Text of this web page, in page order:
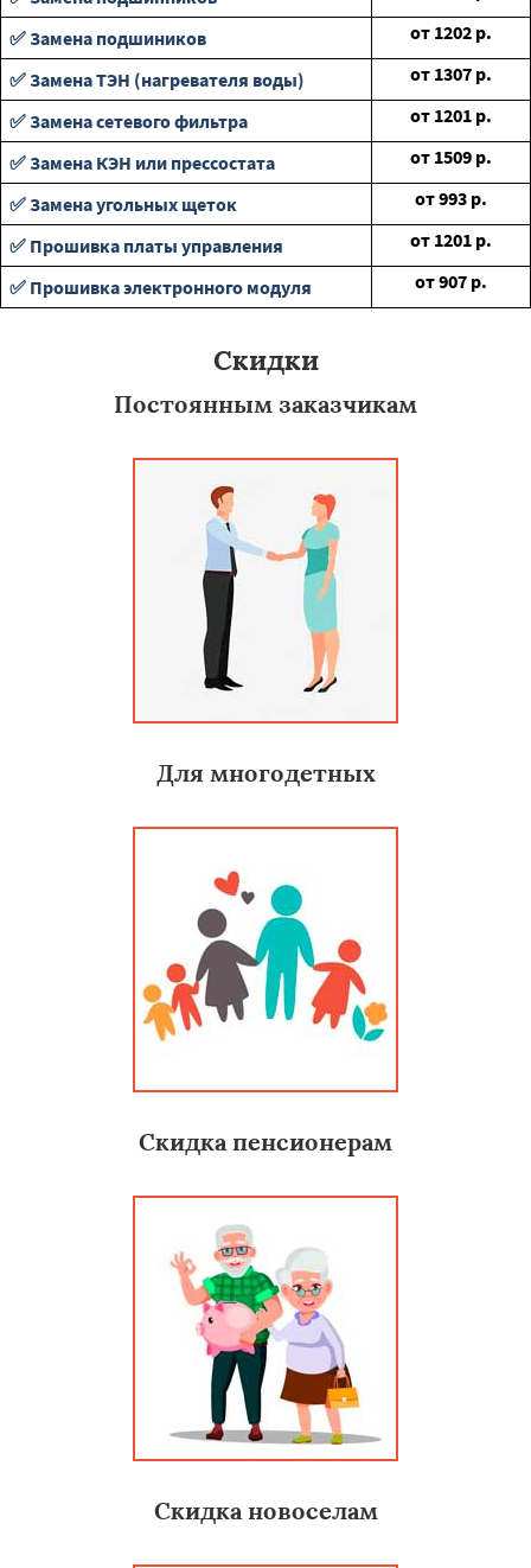
✅ Замена подшиников
от 1202 р.
✅ Замена ТЭН (нагревателя воды)
от 1307 р.
✅ Замена сетевого фильтра
от 1201 р.
✅ Замена КЭН или прессостата
от 1509 р.
✅ Замена угольных щеток
от993 р.
✅ Прошивка платы управления
от 1201 р.
✅ Прошивка электронного модуля
от907 р.
Скидки
Постоянным заказчикам
Для многодетных
Скидка пенсионерам
Скидка новоселам